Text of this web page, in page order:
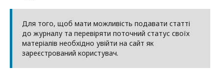
Для того, щоб мати можливість подавати статті
до журналу та перевіряти поточний статус своїх
матеріалів необхідно увійти на сайт як
зареєстрований користувач.